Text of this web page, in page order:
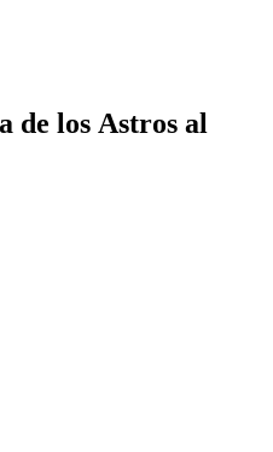
de los Astros al